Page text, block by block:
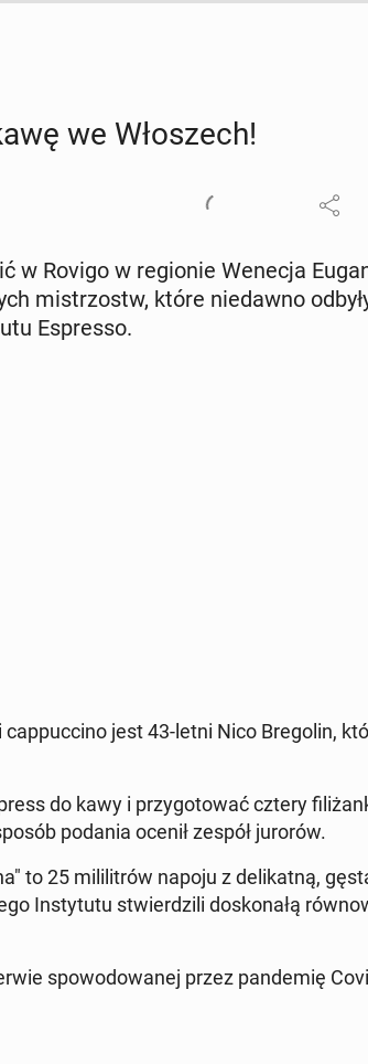
we Wło­szech!
w Rovigo w re­gio­nie Wenecja
mi­strzostw, które nie­daw­no
Espres­so.
jest 43-letni Nico Bre­go­lin,
do kawy i przy­go­to­wać cztery
podania ocenił zespół jurorów.
to 25 mi­li­li­trów napoju z de­li­kat­ną,
In­sty­tu­tu stwier­dzi­li do­sko­na­łą
spo­wo­do­wa­nej przez pan­de­mię